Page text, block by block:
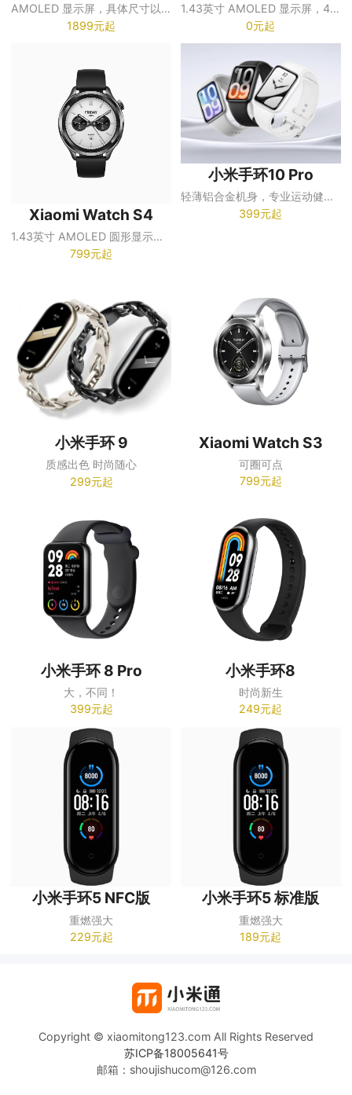
AMOLED 显示屏，具体尺寸以销售页面为准
1899元起
1.43英寸 AMOLED 显示屏，466×466 分辨率，最高约600尼特亮度
0元起
Xiaomi Watch S4
1.43英寸 AMOLED 圆形显示屏，466×466 分辨率
799元起
小米手环10 Pro
轻薄铝合金机身，专业运动健康管理，21天超长续航
399元起
小米手环 9
质感出色 时尚随心
299元起
Xiaomi Watch S3
可圈可点
799元起
小米手环 8 Pro
大，不同！
399元起
小米手环8
时尚新生
249元起
小米手环5 NFC版
重燃强大
229元起
小米手环5 标准版
重燃强大
189元起
Copyright © xiaomitong123.com All Rights Reserved
苏ICP备18005641号
邮箱：shoujishucom@126.com